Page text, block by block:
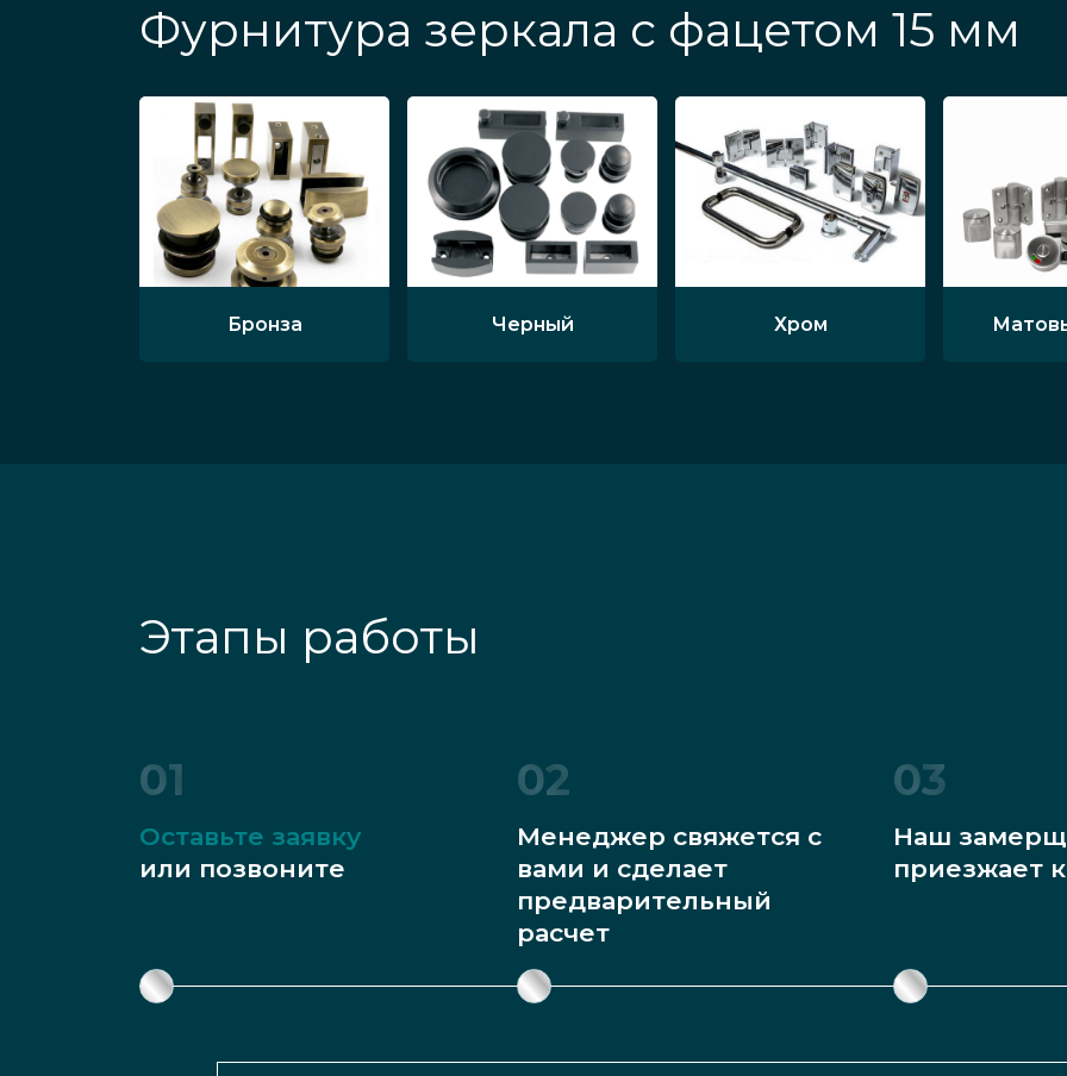
Фурнитура зеркала с фацетом 15 мм
Бронза Черный Хром
Этапы работы
01
Оставьте заявку
или позвоните
02
Менеджер свяжется с
вами и сделает
предварительный
расчет
03
Наш
приезжает